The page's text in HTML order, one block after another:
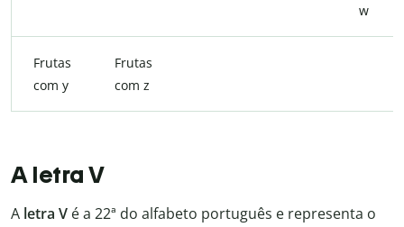
w
Frutas
com y
Frutas
com z
A letra V
A letra V é a 22ª do alfabeto português e representa o